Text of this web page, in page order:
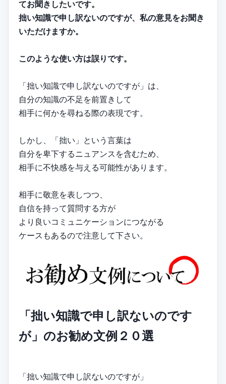
てお聞きしたいです。
拙い知識で申し訳ないのですが、私の意見をお聞き
いただけますか。
このような使い方は誤りです。
「拙い知識で申し訳ないのですが」は、
自分の知識の不足を前置きして
相手に何かを尋ねる際の表現です。
しかし、「拙い」という言葉は
自分を卑下するニュアンスを含むため、
相手に不快感を与える可能性があります。
相手に敬意を表しつつ、
自信を持って質問する方が
より良いコミュニケーションにつながる
ケースもあるので注意して下さい。
「拙い知識で申し訳ないのです
が」のお勧め文例２０選
「拙い知識で申し訳ないのですが」